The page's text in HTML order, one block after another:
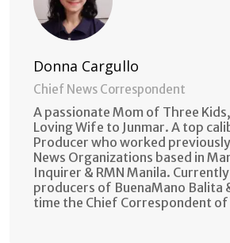
Donna Cargullo
Chief News Correspondent
A passionate Mom of Three
Loving Wife to Junmar. A top
Producer who worked
News Organizations based in
Inquirer & RMN Manila.
producers of BuenaMano Balita
time the Chief Correspondent of